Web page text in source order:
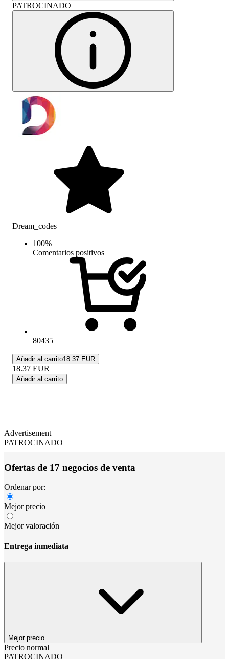
PATROCINADO
Dream_codes
100%
Comentarios positivos
80435
Añadir al carrito18.37 EUR
18.37 EUR
Añadir al carrito
Advertisement
PATROCINADO
Ofertas de 17 negocios de venta
Ordenar por:
Mejor precio
Mejor valoración
Entrega inmediata
Mejor precio
Precio normal
PATROCINADO